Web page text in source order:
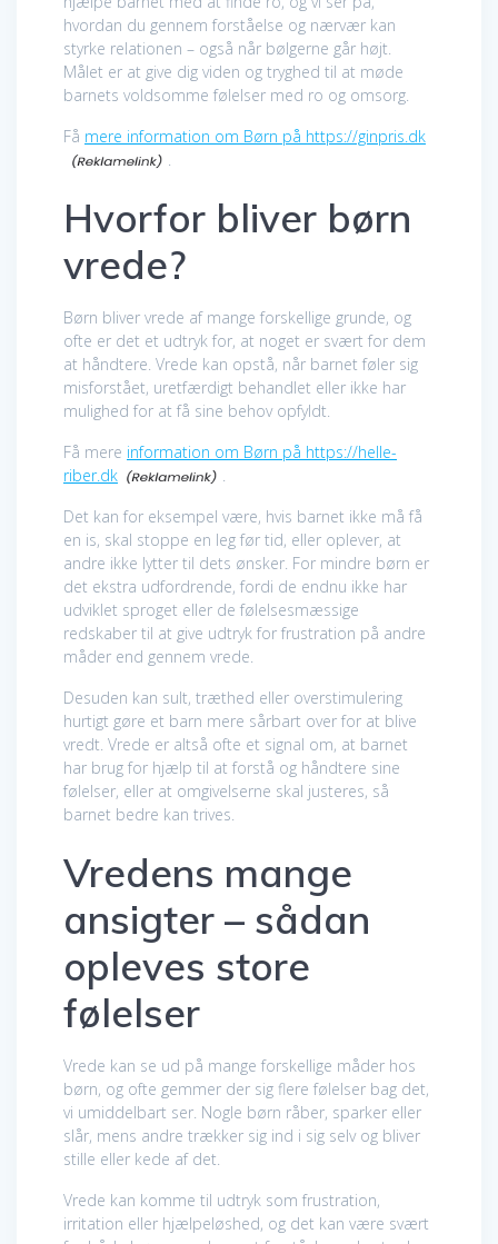
hvordan du gennem forståelse og nærvær kan
styrke relationen – også når bølgerne går højt.
Målet er at give dig viden og tryghed til at møde
barnets voldsomme følelser med ro og omsorg.
Få mere information om Børn på https://ginpris.dk
Hvorfor bliver børn
vrede?
Børn bliver vrede af mange forskellige grunde, og
ofte er det et udtryk for, at noget er svært for dem
at håndtere. Vrede kan opstå, når barnet føler sig
misforstået, uretfærdigt behandlet eller ikke har
mulighed for at få sine behov opfyldt.
Få mere information om Børn på https://helle-
riber.dk
.
Det kan for eksempel være, hvis barnet ikke må få
en is, skal stoppe en leg før tid, eller oplever, at
andre ikke lytter til dets ønsker. For mindre børn er
det ekstra udfordrende, fordi de endnu ikke har
udviklet sproget eller de følelsesmæssige
redskaber til at give udtryk for frustration på andre
måder end gennem vrede.
Desuden kan sult, træthed eller overstimulering
hurtigt gøre et barn mere sårbart over for at blive
vredt. Vrede er altså ofte et signal om, at barnet
har brug for hjælp til at forstå og håndtere sine
følelser, eller at omgivelserne skal justeres, så
barnet bedre kan trives.
Vredens mange
ansigter – sådan
opleves store
følelser
Vrede kan se ud på mange forskellige måder hos
børn, og ofte gemmer der sig flere følelser bag det,
vi umiddelbart ser. Nogle børn råber, sparker eller
slår, mens andre trækker sig ind i sig selv og bliver
stille eller kede af det.
Vrede kan komme til udtryk som frustration,
irritation eller hjælpeløshed, og det kan være svært